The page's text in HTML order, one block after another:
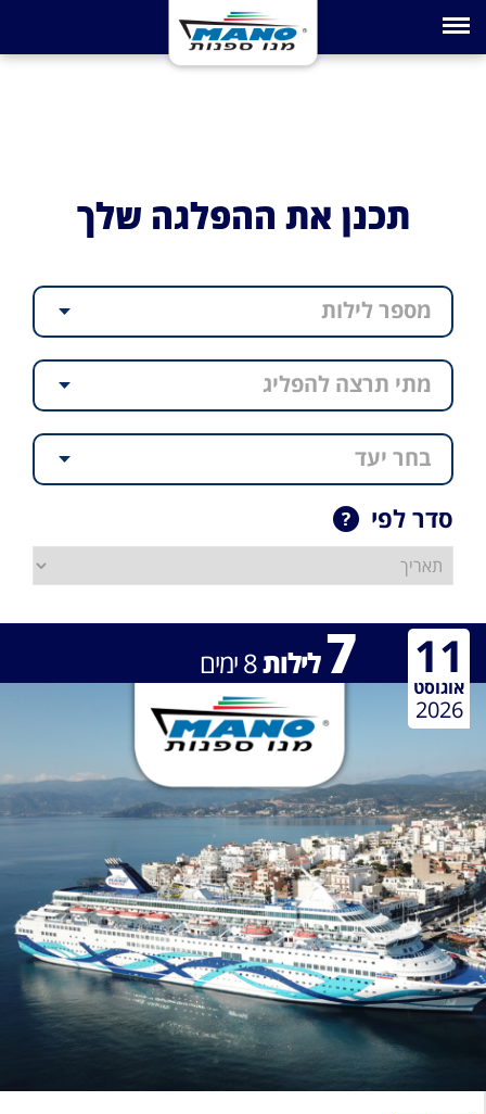
Toggle navigation
תכנן את ההפלגה שלך
מספר לילות
מתי תרצה להפליג
בחר יעד
סדר לפי
7 לילות8ימים 11
אוגוסט
2026